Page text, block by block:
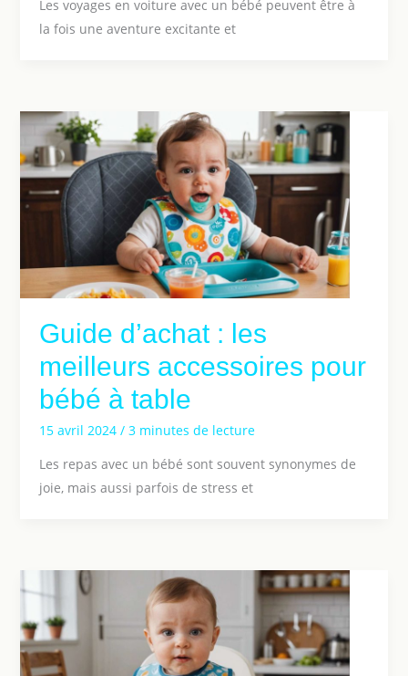
Les voyages en voiture avec un bébé peuvent être à
la fois une aventure excitante et
Guide d’achat : les
meilleurs accessoires pour
bébé à table
15 avril 2024 / 3 minutes de lecture
Les repas avec un bébé sont souvent synonymes de
joie, mais aussi parfois de stress et